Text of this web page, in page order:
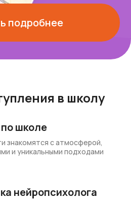
подробнее
в школу
школе
знакомятся с атмосферой,
и уникальными подходами
нейропсихолога